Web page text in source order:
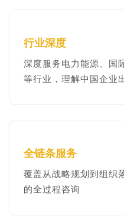
行业深度
深度服务电力能源、国
等行业，理解中国企业
全链条服务
覆盖从战略规划到组织
的全过程咨询